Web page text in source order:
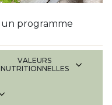
un programme
VALEURS
NUTRITIONNELLES